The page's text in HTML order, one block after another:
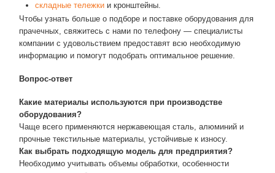
складные тележки и кронштейны.
Чтобы узнать больше о подборе и поставке оборудования для
прачечных, свяжитесь с нами по телефону — специалисты
компании с удовольствием предоставят всю необходимую
информацию и помогут подобрать оптимальное решение.
Вопрос-ответ
Какие материалы используются при производстве
оборудования?
Чаще всего применяются нержавеющая сталь, алюминий и
прочные текстильные материалы, устойчивые к износу.
Как выбрать подходящую модель для предприятия?
Необходимо учитывать объемы обработки, особенности